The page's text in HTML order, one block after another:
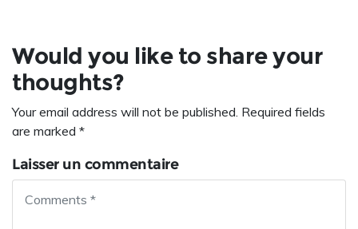
Would you like to share your
thoughts?
Your email address will not be published. Required fields
are marked *
Laisser un commentaire